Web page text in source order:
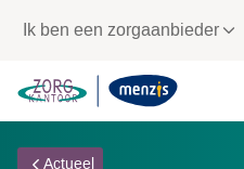
voor
navigatie
Ik ben een zorgaanbieder
Actueel